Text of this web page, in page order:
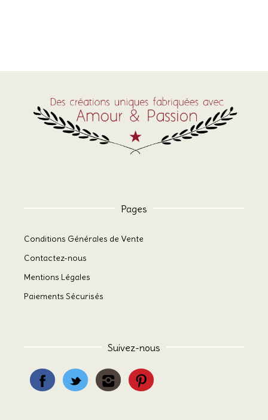
Pages
Conditions Générales de Vente
Contactez-nous
Mentions Légales
Paiements Sécurisés
Suivez-nous